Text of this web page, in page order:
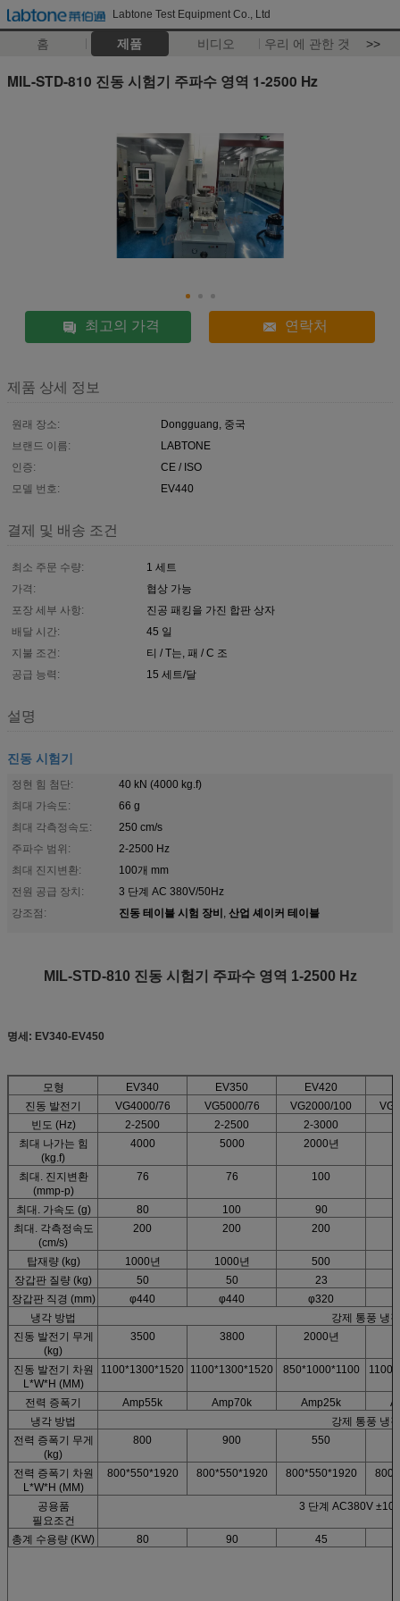
Labtone Test Equipment Co., Ltd
홈 제품 비디오 우리 에 관한 것 >>
MIL-STD-810 진동 시험기 주파수 영역 1-2500 Hz
최고의 가격 연락처
제품 상세 정보
원래 장소:
Dongguang, 중국
브랜드 이름:
LABTONE
인증:
CE / ISO
모델 번호:
EV440
결제 및 배송 조건
최소 주문 수량:
1 세트
가격:
협상 가능
포장 세부 사항:
진공 패킹을 가진 합판 상자
배달 시간:
45 일
지불 조건:
티 / T는, 패 / C 조
공급 능력:
15 세트/달
설명
진동 시험기
정현 힘 첨단:
40 kN (4000 kg.f)
최대 가속도:
66 g
최대 각측정속도:
250 cm/s
주파수 범위:
2-2500 Hz
최대 진지변환:
100개 mm
전원 공급 장치:
3 단계 AC 380V/50Hz
강조점:
진동 테이블 시험 장비, 산업 셰이커 테이블
MIL-STD-810 진동 시험기 주파수 영역 1-2500 Hz
명세: EV340-EV450
모형 EV340 EV350 EV420
진동 발전기
VG4000/76 VG5000/76 VG2000/100
빈도 (Hz)
2-2500 2-2500 2-3000
최대 나가는 힘
(kg.f)
4000 5000 2000년
최대. 진지변환
(mmp-p)
76 76 100
최대. 가속도 (g) 80 100
90
최대. 각측정속도
(cm/s)
200 200 200
탑재량 (kg) 1000년 1000년
500
장갑판 질량 (kg)
50 50
23
장갑판 직경 (mm)
φ440 φ440 φ320
냉각 방법
강제 통풍 냉각
진동 발전기 무게
(kg)
3500 3800 2000년
진동 발전기 차원
L*W*H (MM)
1100*1300*1520 1100*1300*1520 850*1000*1100
전력 증폭기 Amp55k Amp70k Amp25k
냉각 방법
강제 통풍 냉각
전력 증폭기 무게
(kg)
800 900 550
전력 증폭기 차원
L*W*H (MM)
800*550*1920 800*550*1920 800*550*1920
공용품
필요조건
3 단계 AC380V
총계 수용량 (KW) 80 90 45